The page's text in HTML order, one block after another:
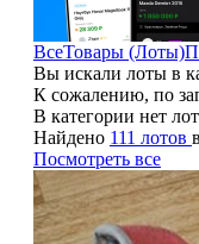
ВсеТовары (Лоты)
Вы искали лоты в
К сожалению, по
В категории нет
Найдено 111 лотов
Посмотреть все